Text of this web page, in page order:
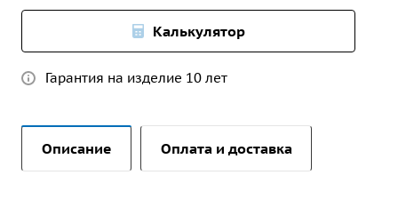
Калькулятор
Гарантия на изделие 10 лет
Описание Оплата и доставка